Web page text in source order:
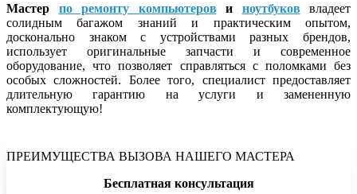
Мастер по ремонту компьютеров и ноутбуков владеет
солидным багажом знаний и практическим опытом,
досконально знаком с устройствами разных брендов,
использует оригинальные запчасти и современное
оборудование, что позволяет справляться с поломками без
особых сложностей. Более того, специалист предоставляет
длительную гарантию на услуги и замененную
комплектующую!
ПРЕИМУЩЕСТВА ВЫЗОВА НАШЕГО МАСТЕРА
Бесплатная консультация